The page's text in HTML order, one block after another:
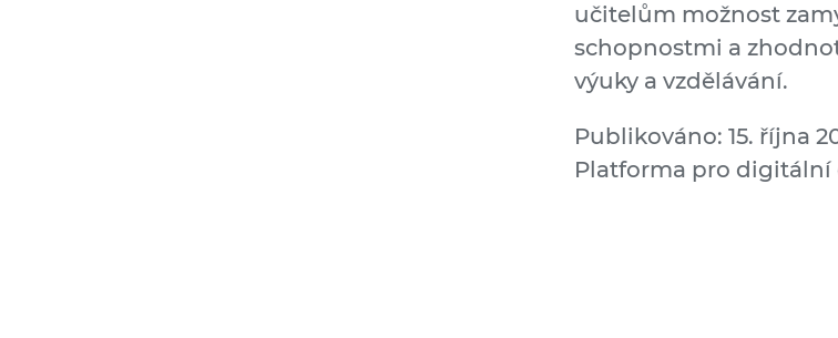
učitelům možnost
schopnostmi a
výuky a vzdělávání.
Publikováno: 15. října
Platforma pro digitální